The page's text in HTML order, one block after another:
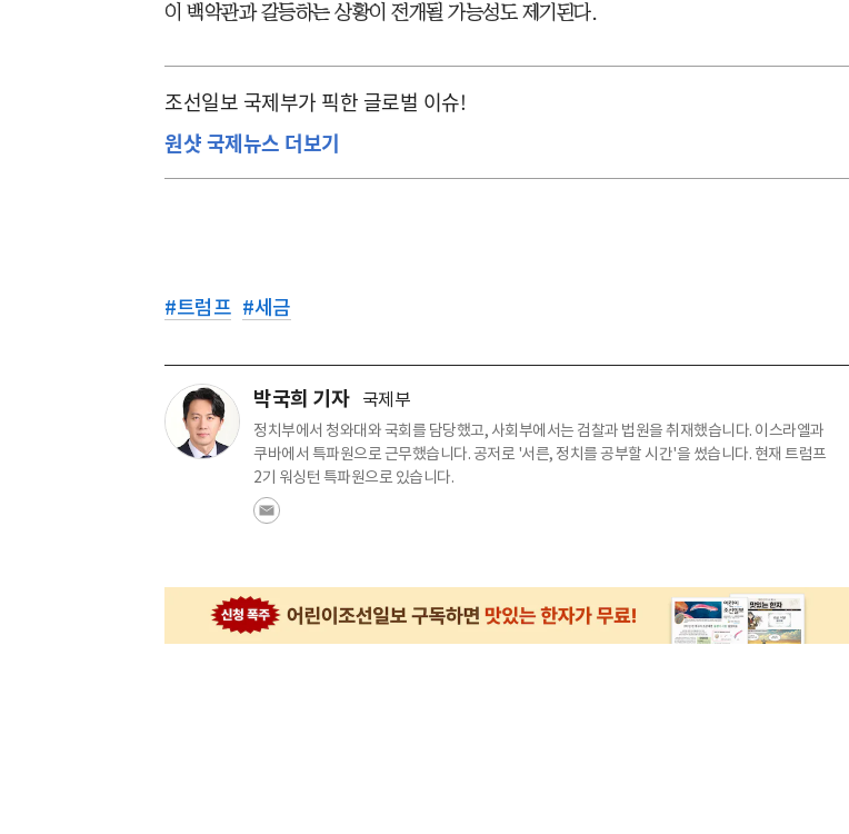
이 백악관과 갈등하는 상황이 전개될 가능성도 제기된다.
조선일보 국제부가 픽한 글로벌 이슈!
원샷 국제뉴스 더보기
#트럼프 #세금
박국희 기자 국제부
정치부에서 청와대와 국회를 담당했고, 사회부에서는 검찰과 법원을 취재했습니다. 이스라엘과
쿠바에서 특파원으로 근무했습니다. 공저로 '서른, 정치를 공부할 시간'을 썼습니다. 현재 트럼프
2기 워싱턴 특파원으로 있습니다.